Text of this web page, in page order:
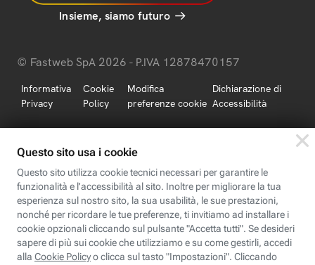
Insieme, siamo futuro
© Fastweb SpA 2026 - P.IVA 12878470157
Informativa
Privacy
Cookie
Policy
Modifica
preferenze cookie
Dichiarazione di
Accessibilità